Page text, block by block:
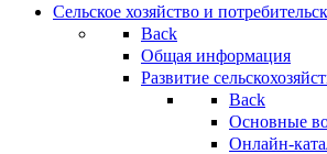
Сельское хозяйство и
Back
Общая информация
Развитие
Back
Основные
Онлайн-